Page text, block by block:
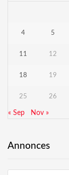
4 5
11 12
18 19
25 26
« Sep Nov »
Annonces